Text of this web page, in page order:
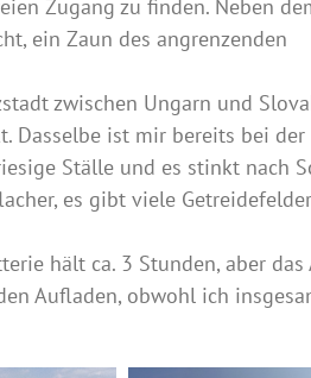
Zugang zu finden. Neben
ein Zaun des angrenzenden
zwischen Ungarn und
Dasselbe ist mir bereits bei der
Ställe und es stinkt nach
es gibt viele
hält ca. 3 Stunden, aber das
Aufladen, obwohl ich